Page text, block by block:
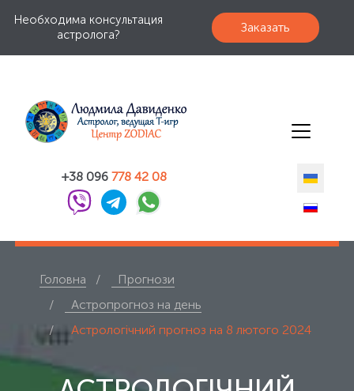
Необходима консультация
астролога?
Заказать
+38 096 778 42 08
Головна
Прогнози
Астропрогноз на день
Астрологічний прогноз на 8 лютого 2024